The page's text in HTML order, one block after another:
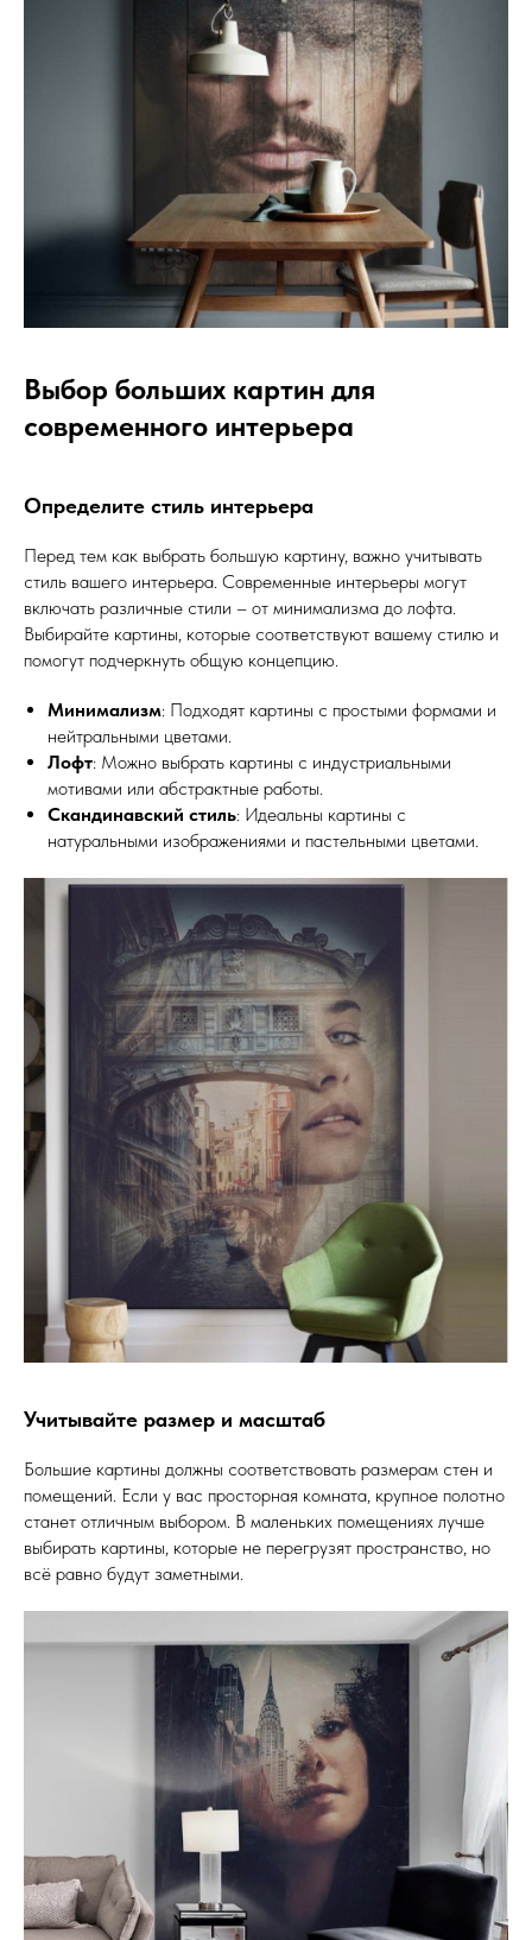
Выбор больших картин для
современного интерьера
Определите стиль интерьера
Перед тем как выбрать большую картину, важно учитывать
стиль вашего интерьера. Современные интерьеры могут
включать различные стили – от минимализма до лофта.
Выбирайте картины, которые соответствуют вашему стилю и
помогут подчеркнуть общую концепцию.
Минимализм: Подходят картины с простыми формами и
нейтральными цветами.
Лофт: Можно выбрать картины с индустриальными
мотивами или абстрактные работы.
Скандинавский стиль: Идеальны картины с
натуральными изображениями и пастельными цветами.
Учитывайте размер и масштаб
Большие картины должны соответствовать размерам стен и
помещений. Если у вас просторная комната, крупное полотно
станет отличным выбором. В маленьких помещениях лучше
выбирать картины, которые не перегрузят пространство, но
всё равно будут заметными.